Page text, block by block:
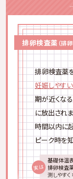
大切な時期に
な鉄分やビタ
く取り入れて
マイ
授
排卵検査薬 （排
排卵検査薬
妊娠しやす
期が近くな
に放出され
時間以内に
ピーク時を
実は
基礎体温
排卵検査
測しやす